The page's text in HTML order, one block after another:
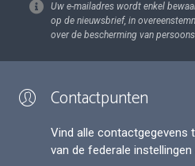
Uw e-mailadres wordt enkel
op de nieuwsbrief, in
over de bescherming van
Contactpunten
Vind alle contactgegevens
van de federale instellingen